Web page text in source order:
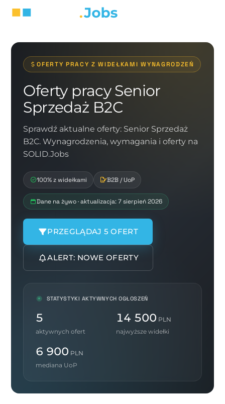
OFERTY PRACY Z WIDEŁKAMI WYNAGRODZEŃ
Oferty pracy Senior
Sprzedaż B2C
Sprawdź aktualne oferty: Senior Sprzedaż
B2C. Wynagrodzenia, wymagania i oferty na
SOLID.Jobs
100% z widełkami B2B / UoP
Dane na żywo · aktualizacja: 7 sierpień 2026
PRZEGLĄDAJ 5 OFERT
ALERT: NOWE OFERTY
STATYSTYKI AKTYWNYCH OGŁOSZEŃ
5
aktywnych ofert
14 500 PLN
najwyższe widełki
6 900 PLN
mediana UoP